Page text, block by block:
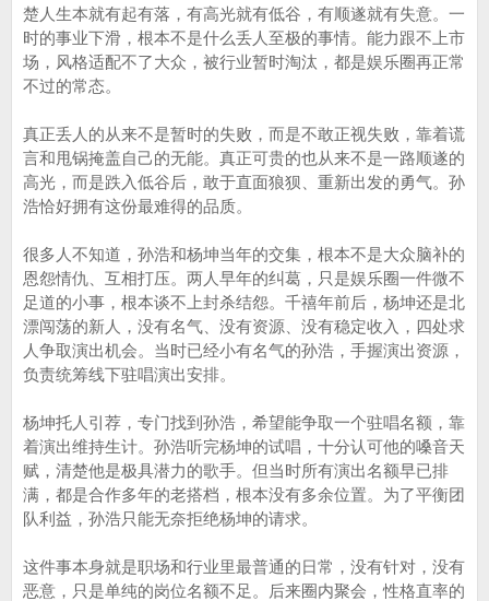
楚人生本就有起有落，有高光就有低谷，有顺遂就有失意。一
时的事业下滑，根本不是什么丢人至极的事情。能力跟不上市
场，风格适配不了大众，被行业暂时淘汰，都是娱乐圈再正常
不过的常态。
真正丢人的从来不是暂时的失败，而是不敢正视失败，靠着谎
言和甩锅掩盖自己的无能。真正可贵的也从来不是一路顺遂的
高光，而是跌入低谷后，敢于直面狼狈、重新出发的勇气。孙
浩恰好拥有这份最难得的品质。
很多人不知道，孙浩和杨坤当年的交集，根本不是大众脑补的
恩怨情仇、互相打压。两人早年的纠葛，只是娱乐圈一件微不
足道的小事，根本谈不上封杀结怨。千禧年前后，杨坤还是北
漂闯荡的新人，没有名气、没有资源、没有稳定收入，四处求
人争取演出机会。当时已经小有名气的孙浩，手握演出资源，
负责统筹线下驻唱演出安排。
杨坤托人引荐，专门找到孙浩，希望能争取一个驻唱名额，靠
着演出维持生计。孙浩听完杨坤的试唱，十分认可他的嗓音天
赋，清楚他是极具潜力的歌手。但当时所有演出名额早已排
满，都是合作多年的老搭档，根本没有多余位置。为了平衡团
队利益，孙浩只能无奈拒绝杨坤的请求。
这件事本身就是职场和行业里最普通的日常，没有针对，没有
恶意，只是单纯的岗位名额不足。后来圈内聚会，性格直率的